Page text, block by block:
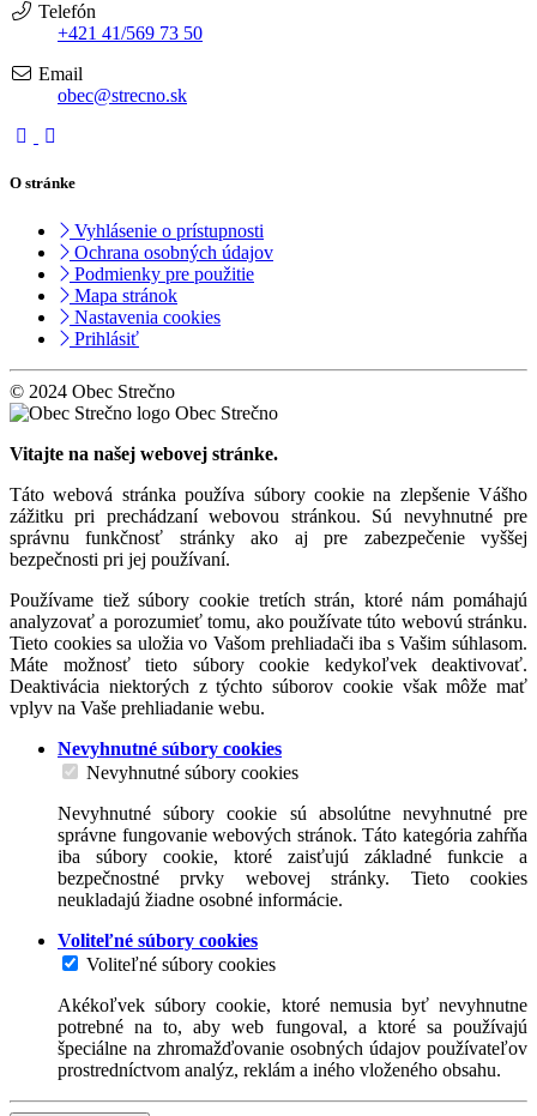
Telefón
+421 41/569 73 50
Email
obec@strecno.sk
O stránke
Vyhlásenie o prístupnosti
Ochrana osobných údajov
Podmienky pre použitie
Mapa stránok
Nastavenia cookies
Prihlásiť
© 2024 Obec Strečno
Obec Strečno
Vitajte na našej webovej stránke.
Táto webová stránka používa súbory cookie na zlepšenie Vášho
zážitku pri prechádzaní webovou stránkou. Sú nevyhnutné pre
správnu funkčnosť stránky ako aj pre zabezpečenie vyššej
bezpečnosti pri jej používaní.
Používame tiež súbory cookie tretích strán, ktoré nám pomáhajú
analyzovať a porozumieť tomu, ako používate túto webovú stránku.
Tieto cookies sa uložia vo Vašom prehliadači iba s Vašim súhlasom.
Máte možnosť tieto súbory cookie kedykoľvek deaktivovať.
Deaktivácia niektorých z týchto súborov cookie však môže mať
vplyv na Vaše prehliadanie webu.
Nevyhnutné súbory cookies
Nevyhnutné súbory cookies
Nevyhnutné súbory cookie sú absolútne nevyhnutné pre
správne fungovanie webových stránok. Táto kategória zahŕňa
iba súbory cookie, ktoré zaisťujú základné funkcie a
bezpečnostné prvky webovej stránky. Tieto cookies
neukladajú žiadne osobné informácie.
Voliteľné súbory cookies
Voliteľné súbory cookies
Akékoľvek súbory cookie, ktoré nemusia byť nevyhnutne
potrebné na to, aby web fungoval, a ktoré sa používajú
špeciálne na zhromažďovanie osobných údajov používateľov
prostredníctvom analýz, reklám a iného vloženého obsahu.